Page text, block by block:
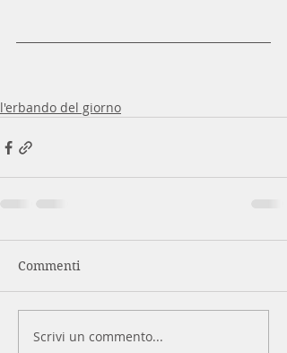
l'erbando del giorno
Commenti
Scrivi un commento...